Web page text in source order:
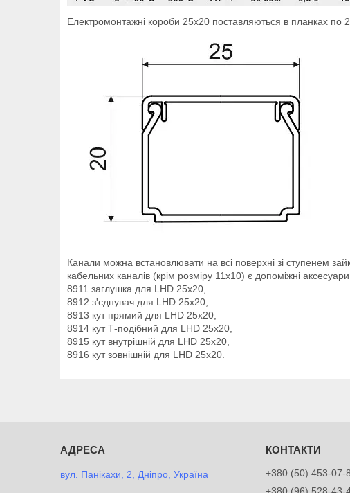
Електромонтажні короби 25х20 поставляються в планках по
Канали можна встановлювати на всі поверхні зі ступенем
кабельних каналів (крім розміру 11х10) є допоміжні
8911 заглушка для LHD 25х20,
8912 з'єднувач для LHD 25х20,
8913 кут прямий для LHD 25х20,
8914 кут Т-подібний для LHD 25х20,
8915 кут внутрішній для LHD 25х20,
8916 кут зовнішній для LHD 25х20.
вул. Панікахи, 2, Дніпро, Україна
+380 (50) 453-07-